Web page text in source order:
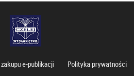
e-publikacji Polityka prywatności